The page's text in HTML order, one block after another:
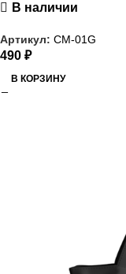
В наличии
Артикул: CM-01G
490 ₽
В КОРЗИНУ